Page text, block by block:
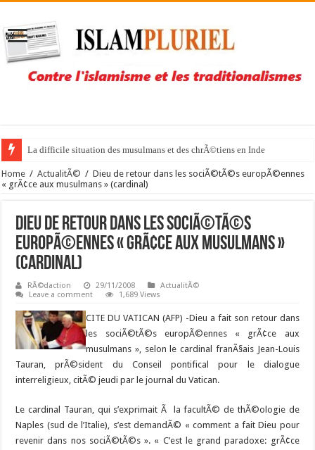
La difficile situation des musulmans et des chrÃ©tiens en Inde
Home / ActualitÃ© / Dieu de retour dans les sociÃ©tÃ©s europÃ©ennes
« grÃ¢ce aux musulmans » (cardinal)
Dieu de retour dans les sociÃ©tÃ©s
europÃ©ennes « grÃ¢ce aux musulmans »
(cardinal)
RÃ©daction 29/11/2008
ActualitÃ©
Leave a comment
1,689 Views
CITE DU VATICAN (AFP) -Dieu a fait son retour dans
les sociÃ©tÃ©s europÃ©ennes « grÃ¢ce aux
musulmans », selon le cardinal franÃ§ais Jean-Louis
Tauran, prÃ©sident du Conseil pontifical pour le dialogue
interreligieux, citÃ© jeudi par le journal du Vatican.
Le cardinal Tauran, qui s’exprimait Ã la facultÃ© de thÃ©ologie de
Naples (sud de l’Italie), s’est demandÃ© « comment a fait Dieu pour
revenir dans nos sociÃ©tÃ©s ». « C’est le grand paradoxe: grÃ¢ce